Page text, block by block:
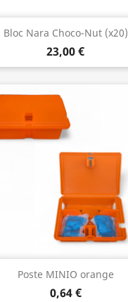
Bloc Nara Choco-Nut (x20)
23,00 €
Poste MINIO orange
0,64 €